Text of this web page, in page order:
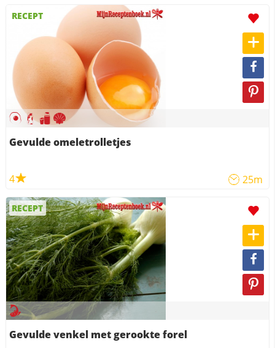
RECEPT
Gevulde omeletrolletjes
4 25m
RECEPT
Gevulde venkel met gerookte forel